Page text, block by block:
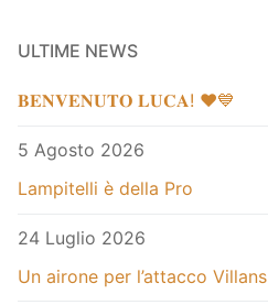
ULTIME NEWS
𝐁𝐄𝐍𝐕𝐄𝐍𝐔𝐓𝐎 𝐋𝐔𝐂𝐀! ❤️💙
5 Agosto 2026
Lampitelli è della Pro
24 Luglio 2026
Un airone per l’attacco Villans